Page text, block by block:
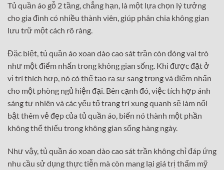
Tủ quần áo gỗ 2 tầng, chẳng hạn, là một lựa chọn lý tưởng
cho gia đình có nhiều thành viên, giúp phân chia không gian
lưu trữ một cách rõ ràng.
Đặc biệt, tủ quần áo xoan dào cao sát trần còn đóng vai trò
như một điểm nhấn trong không gian sống. Khi được đặt ở
vị trí thích hợp, nó có thể tạo ra sự sang trọng và điểm nhấn
cho một phòng ngủ hiện đại. Bên cạnh đó, việc tích hợp ánh
sáng tự nhiên và các yếu tố trang trí xung quanh sẽ làm nổi
bật thêm vẻ đẹp của tủ quần áo, biến nó thành một phần
không thể thiếu trong không gian sống hàng ngày.
Như vậy, tủ quần áo xoan dào cao sát trần không chỉ đáp ứng
nhu cầu sử dụng thực tiễn mà còn mang lại giá trị thẩm mỹ